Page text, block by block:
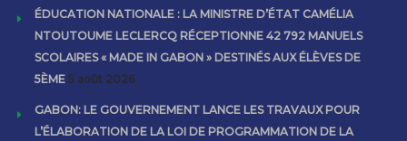
ÉDUCATION NATIONALE : LA MINISTRE D’ÉTAT CAMÉLIA
NTOUTOUME LECLERCQ RÉCEPTIONNE 42 792 MANUELS
SCOLAIRES « MADE IN GABON » DESTINÉS AUX ÉLÈVES DE
5ÈME 5 août 2026
GABON: LE GOUVERNEMENT LANCE LES TRAVAUX POUR
L’ÉLABORATION DE LA LOI DE PROGRAMMATION DE LA